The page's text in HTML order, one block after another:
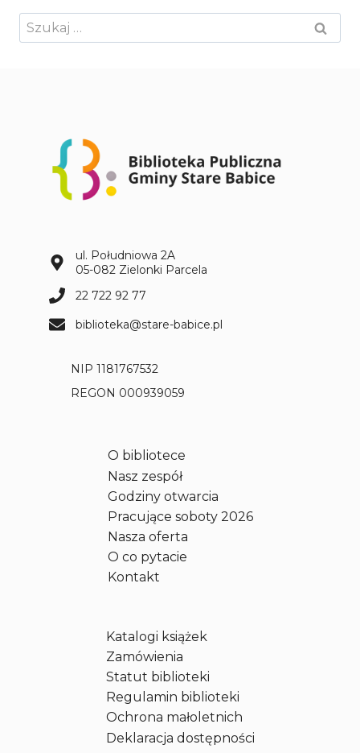
Szukaj:
ul. Południowa 2A
05-082 Zielonki Parcela
22 722 92 77
biblioteka@stare-babice.pl
NIP 1181767532
REGON 000939059
O bibliotece
Nasz zespół
Godziny otwarcia
Pracujące soboty 2026
Nasza oferta
O co pytacie
Kontakt
Katalogi książek
Zamówienia
Statut biblioteki
Regulamin biblioteki
Ochrona małoletnich
Deklaracja dostępności